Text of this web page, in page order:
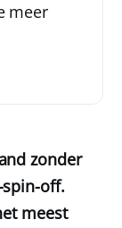
meer
zonder
spin-off.
meest